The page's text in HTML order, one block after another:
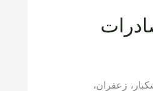
زعفران،